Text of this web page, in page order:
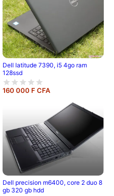
Dell latitude 7390, i5 4go ram
128ssd
160 000 F CFA
Dell precision m6400, core 2 duo 8
gb 320 gb hdd